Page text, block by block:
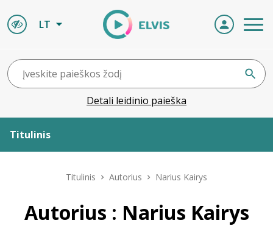
LT
Detali leidinio paieška
Titulinis
Leidiniai
Titulinis Autorius Narius Kairys
Autorius : Narius Kairys